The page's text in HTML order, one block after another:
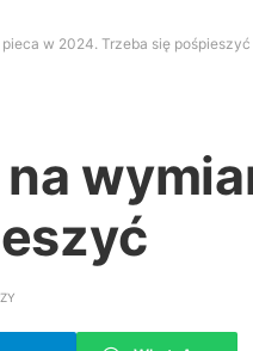
w 2024. Trzeba się pośpieszyć